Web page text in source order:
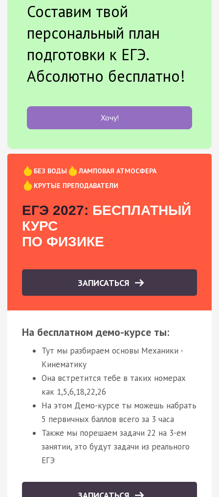
Составим твой
персональный план
подготовки к ЕГЭ.
Абсолютно бесплатно!
Хочу!
БЕЗ ВОДЫ
ЛАМПОВАЯ АТМОСФЕРА
КРУТЫЕ ПРЕПОДАВАТЕЛИ
ЕГЭ 2027: БЕСПЛАТНЫЙ
КУРС
ПО ФИЗИКЕ
ЗАПИСАТЬСЯ
На бесплатном демо-курсе ты:
Тут мы разбираем основы Механики -
Кинематику
Она встретится тебе в таких номерах
как 1,5,6,18,22,26
На этом Демо-курсе ты можешь набрать
5 первичных баллов всего за 3 часа
Также мы порешаем задачи 22 на 3-ем
занятии, это будут задачи из реального
ЕГЭ